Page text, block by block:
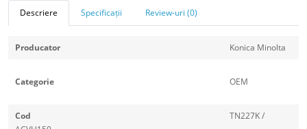
Descriere Specificații Review-uri (0)
Producator Konica Minolta
Categorie OEM
Cod
TN227K /